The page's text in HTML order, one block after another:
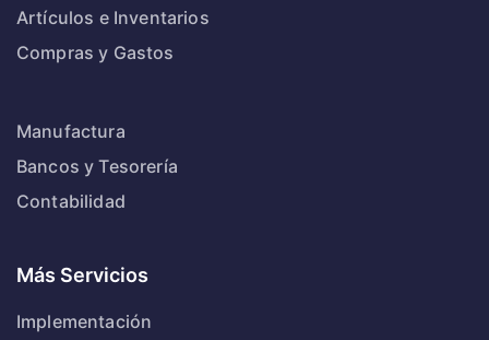
Artículos e Inventarios
Compras y Gastos
Manufactura
Bancos y Tesorería
Contabilidad
Más Servicios
Implementación